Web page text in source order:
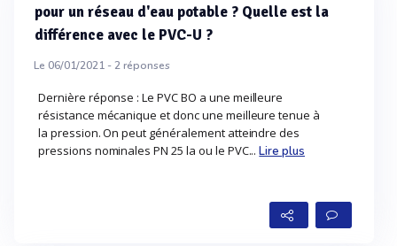
pour un réseau d'eau potable ? Quelle est la
différence avec le PVC-U ?
Le 06/01/2021 -2réponses
Dernière réponse : Le PVC BO a une meilleure
résistance mécanique et donc une meilleure tenue à
la pression. On peut généralement atteindre des
pressions nominales PN 25 la ou le PVC...Lire plus